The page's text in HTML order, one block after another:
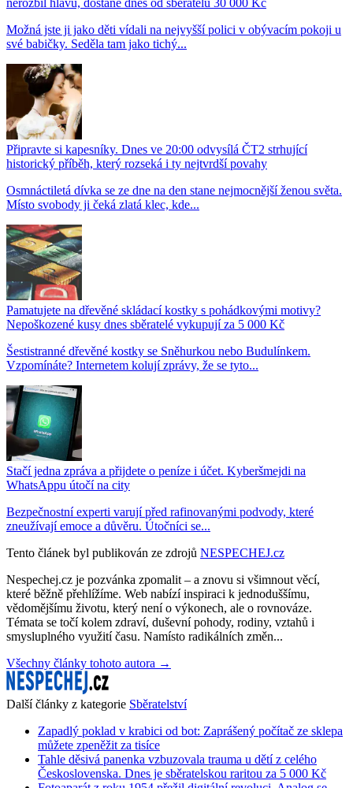
nerozbil hlavu, dostane dnes od sběratelů 30 000 Kč
Možná jste ji jako děti vídali na nejvyšší polici v obývacím pokoji u
své babičky. Seděla tam jako tichý...
Připravte si kapesníky. Dnes ve 20:00 odvysílá ČT2 strhující
historický příběh, který rozseká i ty nejtvrdší povahy
Osmnáctiletá dívka se ze dne na den stane nejmocnější ženou světa.
Místo svobody ji čeká zlatá klec, kde...
Pamatujete na dřevěné skládací kostky s pohádkovými motivy?
Nepoškozené kusy dnes sběratelé vykupují za 5 000 Kč
Šestistranné dřevěné kostky se Sněhurkou nebo Budulínkem.
Vzpomínáte? Internetem kolují zprávy, že se tyto...
Stačí jedna zpráva a přijdete o peníze i účet. Kyberšmejdi na
WhatsAppu útočí na city
Bezpečnostní experti varují před rafinovanými podvody, které
zneužívají emoce a důvěru. Útočníci se...
Tento článek byl publikován ze zdrojů NESPECHEJ.cz
Nespechej.cz je pozvánka zpomalit – a znovu si všimnout věcí,
které běžně přehlížíme. Web nabízí inspiraci k jednoduššímu,
vědomějšímu životu, který není o výkonech, ale o rovnováze.
Témata se točí kolem zdraví, duševní pohody, rodiny, vztahů i
smysluplného využití času. Namísto radikálních změn...
Všechny články tohoto autora →
Další články z kategorie Sběratelství
Zapadlý poklad v krabici od bot: Zaprášený počítač ze sklepa
můžete zpeněžit za tisíce
Tahle děsivá panenka vzbuzovala trauma u dětí z celého
Československa. Dnes je sběratelskou raritou za 5 000 Kč